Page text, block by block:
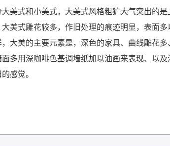
美式和小美式，大美式风格粗犷大气突出的
美式雕花较多，作旧处理的痕迹明显，表面多
大美的主要元素是，深色的家具、曲线雕花
多用深咖啡色基调墙纸加以油画来表现、以
感觉。